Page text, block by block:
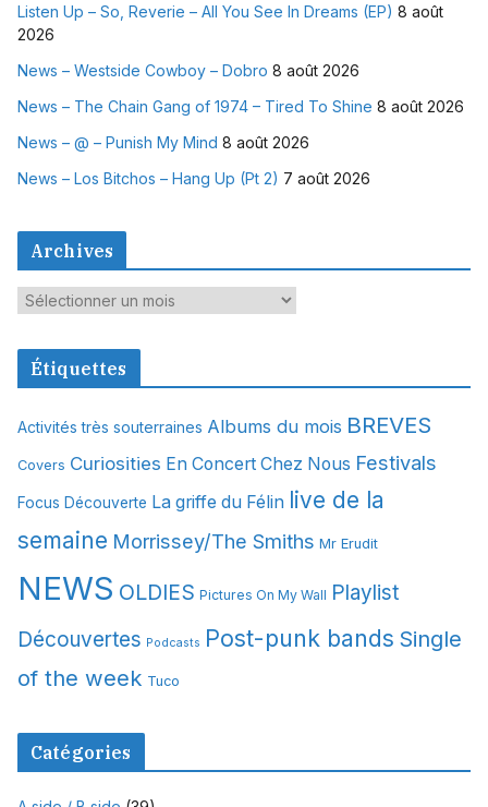
Listen Up – So, Reverie – All You See In Dreams (EP) 8 août
2026
News – Westside Cowboy – Dobro 8 août 2026
News – The Chain Gang of 1974 – Tired To Shine 8 août 2026
News – @ – Punish My Mind 8 août 2026
News – Los Bitchos – Hang Up (Pt 2) 7 août 2026
Archives
A
c
v
e
Étiquettes
Activités très souterraines Albums du mois BREVES
Covers Curiosities En Concert Chez Nous Festivals
Focus Découverte La griffe du Félin live de la
semaine Morrissey/The Smiths Mr Erudit
NEWS OLDIES Pictures On My Wall Playlist
Découvertes Podcasts Post-punk bands Single
of the week Tuco
Catégories